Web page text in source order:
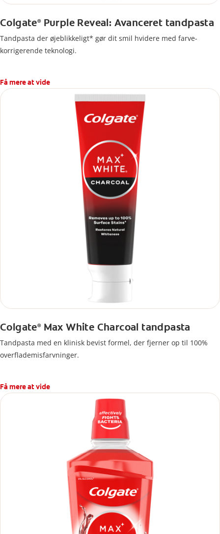
Colgate®Purple Reveal: Avanceret tandpasta
Tandpasta der øjeblikkeligt* gør dit smil hvidere med farve-
korrigerende teknologi.
Få mere at vide
Colgate®Max White Charcoal tandpasta
Tandpasta med en klinisk bevist formel, der fjerner op til 100%
overflademisfarvninger.
Få mere at vide